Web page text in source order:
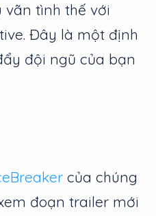
vãn tình thế với
Đây là một định
đội ngũ của bạn
của chúng
đoạn trailer mới